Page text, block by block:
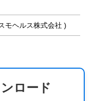
モヘルス株式会社 )
ロード